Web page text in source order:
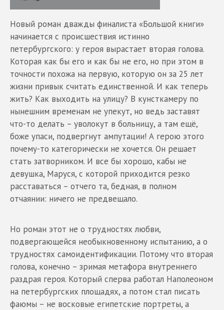
Новый роман дважды финалиста «Большой книги»
начинается с происшествия истинно
петербургского: у героя вырастает вторая голова.
Которая как бы его и как бы не его, но при этом в
точности похожа на первую, которую он за 25 лет
жизни привык считать единственной. И как теперь
жить? Как выходить на улицу? В кунсткамеру по
нынешним временам не упекут, но ведь заставят
что-то делать – уволокут в больницу, а там ещё,
боже упаси, подвергнут ампутации! А герою этого
почему-то категорически не хочется. Он решает
стать затворником. И все бы хорошо, кабы не
девушка, Маруся, с которой приходится резко
расставаться – отчего та, бедная, в полном
отчаянии: ничего не предвещало.
Но роман этот не о трудностях любви,
подвергающейся необыкновенному испытанию, а о
трудностях самоидентификации. Потому что вторая
голова, конечно – зримая метафора внутреннего
раздрая героя. Который сперва работал Наполеоном
на петербургских площадях, а потом стал писать
фаюмы – не восковые египетские портреты, а